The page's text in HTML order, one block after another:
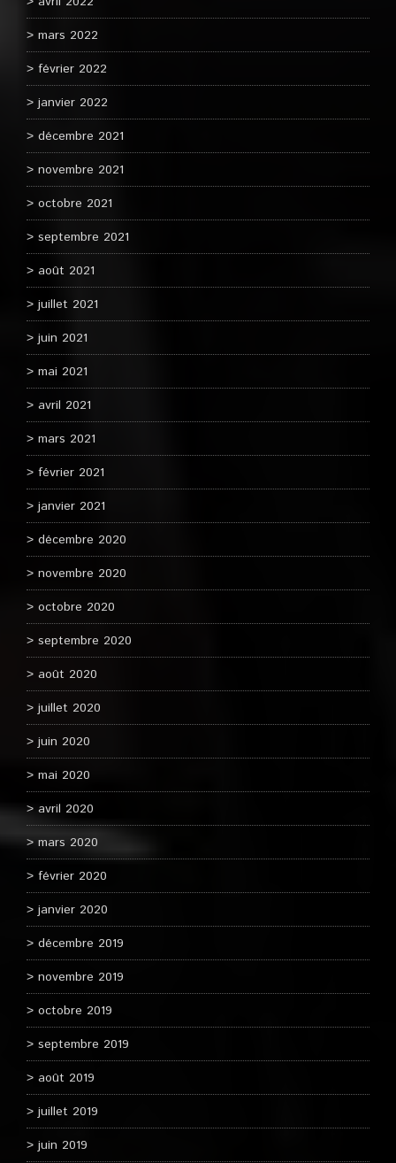
mars 2022
février 2022
janvier 2022
décembre 2021
novembre 2021
octobre 2021
septembre 2021
août 2021
juillet 2021
juin 2021
mai 2021
avril 2021
mars 2021
février 2021
janvier 2021
décembre 2020
novembre 2020
octobre 2020
septembre 2020
août 2020
juillet 2020
juin 2020
mai 2020
avril 2020
mars 2020
février 2020
janvier 2020
décembre 2019
novembre 2019
octobre 2019
septembre 2019
août 2019
juillet 2019
juin 2019